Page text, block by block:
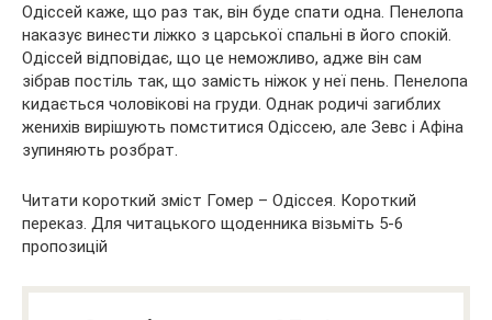
Одіссей каже, що раз так, він буде спати одна. Пенелопа
наказує винести ліжко з царської спальні в його спокій.
Одіссей відповідає, що це неможливо, адже він сам
зібрав постіль так, що замість ніжок у неї пень. Пенелопа
кидається чоловікові на груди. Однак родичі загиблих
женихів вирішують помститися Одіссею, але Зевс і Афіна
зупиняють розбрат.
Читати короткий зміст Гомер – Одіссея. Короткий
переказ. Для читацького щоденника візьміть 5-6
пропозицій